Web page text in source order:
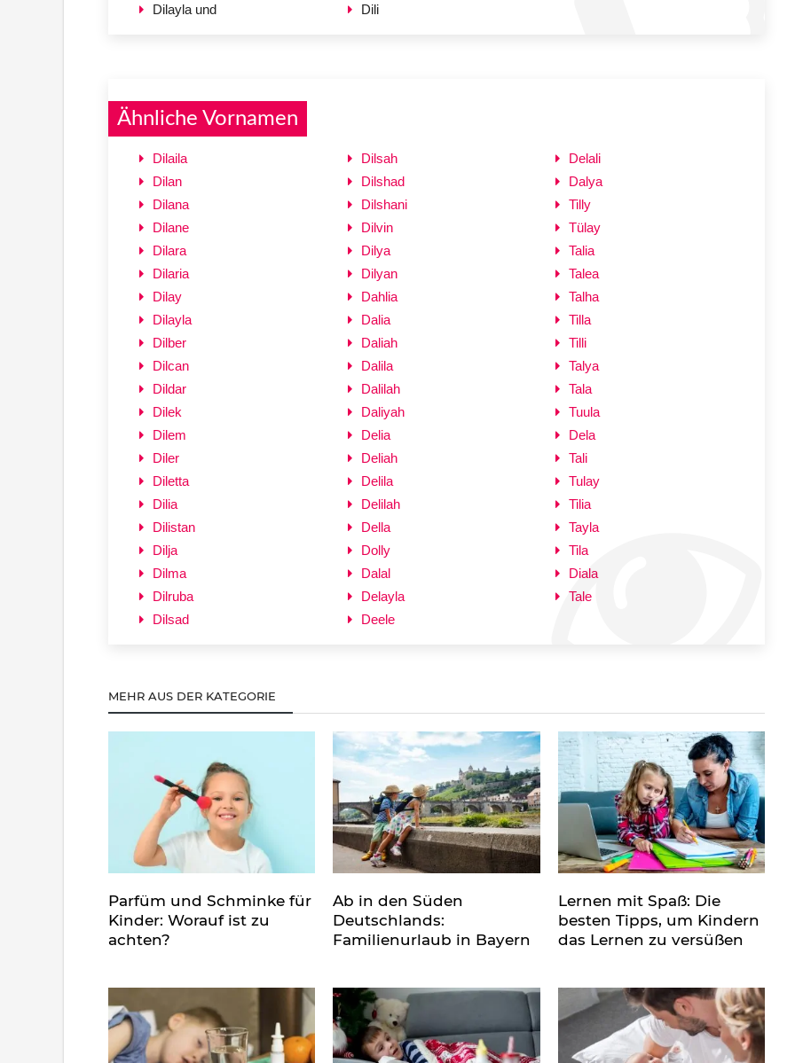
Dilayla und
Dili
Ähnliche Vornamen
Dilaila
Dilan
Dilana
Dilane
Dilara
Dilaria
Dilay
Dilayla
Dilber
Dilcan
Dildar
Dilek
Dilem
Diler
Diletta
Dilia
Dilistan
Dilja
Dilma
Dilruba
Dilsad
Dilsah
Dilshad
Dilshani
Dilvin
Dilya
Dilyan
Dahlia
Dalia
Daliah
Dalila
Dalilah
Daliyah
Delia
Deliah
Delila
Delilah
Della
Dolly
Dalal
Delayla
Deele
Delali
Dalya
Tilly
Tülay
Talia
Talea
Talha
Tilla
Tilli
Talya
Tala
Tuula
Dela
Tali
Tulay
Tilia
Tayla
Tila
Diala
Tale
MEHR AUS DER KATEGORIE
Parfüm und Schminke für
Kinder: Worauf ist zu
achten?
Ab in den Süden
Deutschlands:
Familienurlaub in Bayern
Lernen mit Spaß: Die
besten Tipps, um Kindern
das Lernen zu versüßen